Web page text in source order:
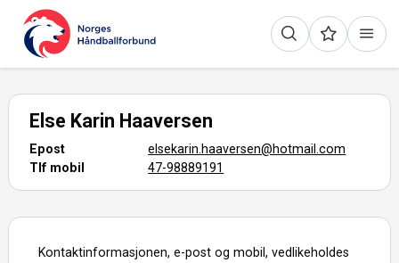
Else Karin Haaversen
Epost
elsekarin.haaversen@hotmail.com
Tlf mobil
47-98889191
Kontaktinformasjonen, e-post og mobil, vedlikeholdes